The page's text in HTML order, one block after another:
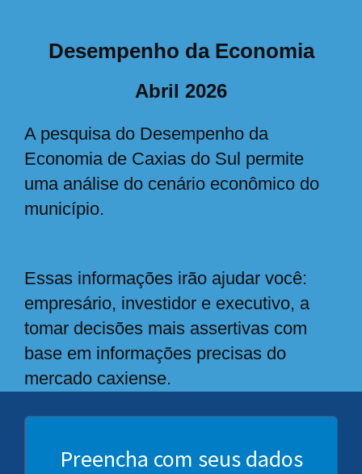
Desempenho da Economia
Abril 2026
A pesquisa do Desempenho da
Economia de Caxias do Sul permite
uma análise do cenário econômico do
município.
Essas informações irão ajudar você:
empresário, investidor e executivo, a
tomar decisões mais assertivas com
base em informações precisas do
mercado caxiense.
Preencha com seus dados